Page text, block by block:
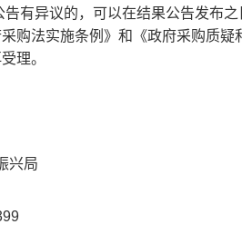
有异议的，可以在结果公告发布
采购法实施条例》和《政府采购质
理。
兴局